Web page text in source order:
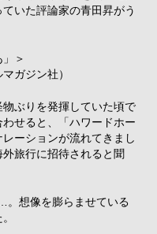
いた評論家の青田昇がう
＞
ガジン社）
ぶりを発揮していた頃で
せると、「ハワードホー
ーションが流れてきまし
旅行に招待されると聞
想像を膨らませている